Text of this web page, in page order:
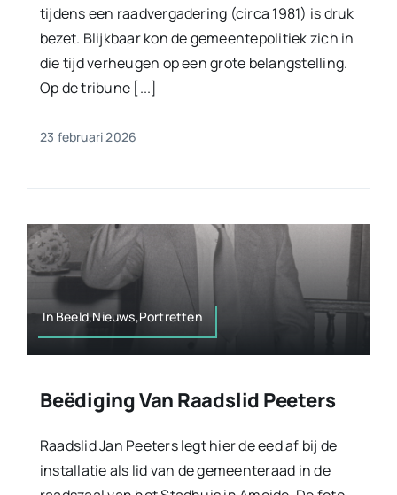
tijdens een raadvergadering (circa 1981) is druk
bezet. Blijkbaar kon de gemeentepolitiek zich in
die tijd verheugen op een grote belangstelling.
Op de tribune [...]
23 februari 2026
In Beeld,Nieuws,Portretten
Beëdiging Van Raadslid Peeters
Raadslid Jan Peeters legt hier de eed af bij de
installatie als lid van de gemeenteraad in de